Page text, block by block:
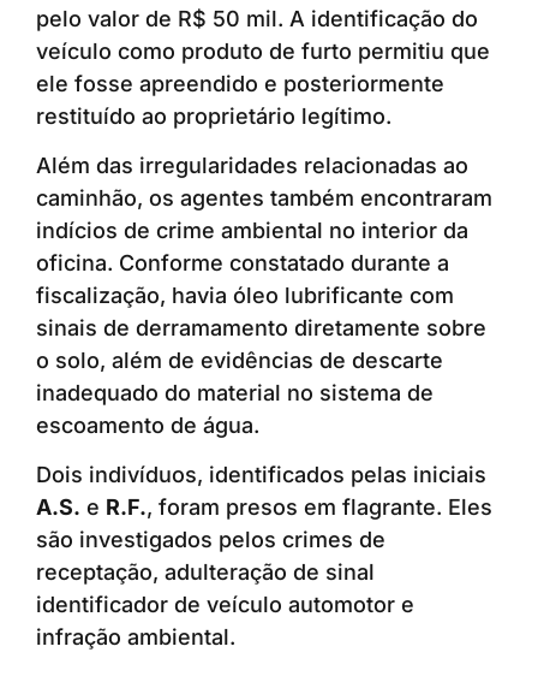
pelo valor de R$ 50 mil. A identificação do
veículo como produto de furto permitiu que
ele fosse apreendido e posteriormente
restituído ao proprietário legítimo.
Além das irregularidades relacionadas ao
caminhão, os agentes também encontraram
indícios de crime ambiental no interior da
oficina. Conforme constatado durante a
fiscalização, havia óleo lubrificante com
sinais de derramamento diretamente sobre
o solo, além de evidências de descarte
inadequado do material no sistema de
escoamento de água.
Dois indivíduos, identificados pelas iniciais
A.S. e R.F., foram presos em flagrante. Eles
são investigados pelos crimes de
receptação, adulteração de sinal
identificador de veículo automotor e
infração ambiental.